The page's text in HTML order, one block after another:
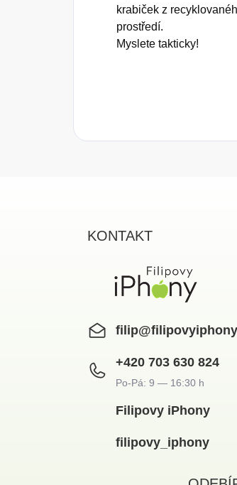
krabiček z
prostředí.
Myslete takticky!
KONTAKT
filip@
+420 703 630 824
Filipovy iPhony
filipovy_iphony